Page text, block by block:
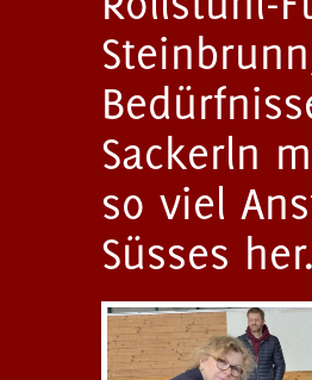
Sackerln
so viel
Süsses her.